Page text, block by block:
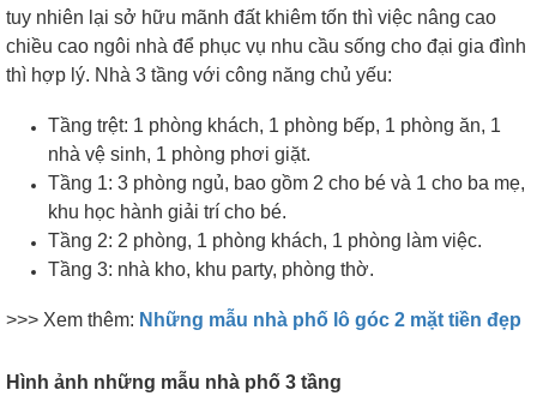
tuy nhiên lại sở hữu mãnh đất khiêm tốn thì việc nâng cao
chiều cao ngôi nhà để phục vụ nhu cầu sống cho đại gia đình
thì hợp lý. Nhà 3 tầng với công năng chủ yếu:
Tầng trệt: 1 phòng khách, 1 phòng bếp, 1 phòng ăn, 1
nhà vệ sinh, 1 phòng phơi giặt.
Tầng 1: 3 phòng ngủ, bao gồm 2 cho bé và 1 cho ba mẹ,
khu học hành giải trí cho bé.
Tầng 2: 2 phòng, 1 phòng khách, 1 phòng làm việc.
Tầng 3: nhà kho, khu party, phòng thờ.
>>> Xem thêm: Những mẫu nhà phố lô góc 2 mặt tiền đẹp
Hình ảnh những mẫu nhà phố 3 tầng